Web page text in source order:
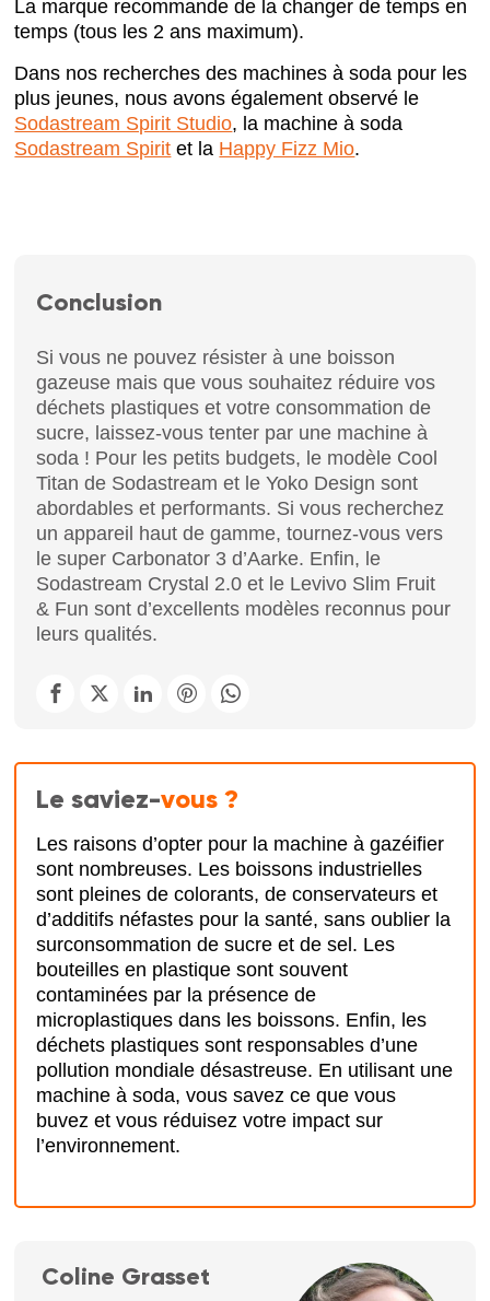
La marque recommande de la changer de temps en
temps (tous les 2 ans maximum).
Dans nos recherches des machines à soda pour les
plus jeunes, nous avons également observé le
Sodastream Spirit Studio, la machine à soda
Sodastream Spirit et la Happy Fizz Mio.
Conclusion
Si vous ne pouvez résister à une boisson
gazeuse mais que vous souhaitez réduire vos
déchets plastiques et votre consommation de
sucre, laissez-vous tenter par une machine à
soda ! Pour les petits budgets, le modèle Cool
Titan de Sodastream et le Yoko Design sont
abordables et performants. Si vous recherchez
un appareil haut de gamme, tournez-vous vers
le super Carbonator 3 d’Aarke. Enfin, le
Sodastream Crystal 2.0 et le Levivo Slim Fruit
& Fun sont d’excellents modèles reconnus pour
leurs qualités.
Le saviez-vous ?
Les raisons d’opter pour la machine à gazéifier
sont nombreuses. Les boissons industrielles
sont pleines de colorants, de conservateurs et
d’additifs néfastes pour la santé, sans oublier la
surconsommation de sucre et de sel. Les
bouteilles en plastique sont souvent
contaminées par la présence de
microplastiques dans les boissons. Enfin, les
déchets plastiques sont responsables d’une
pollution mondiale désastreuse. En utilisant une
machine à soda, vous savez ce que vous
buvez et vous réduisez votre impact sur
l’environnement.
Coline Grasset